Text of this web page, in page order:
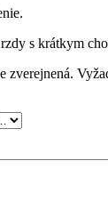
s krátkym
zverejnená.